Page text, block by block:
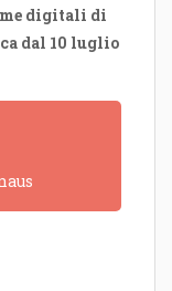
digitali di
dal 10 luglio